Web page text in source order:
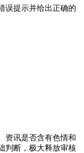
误提示并给出正确的
资讯是否含有色情和
判断，极大释放审核